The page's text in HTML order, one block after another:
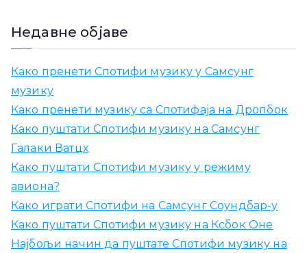
Недавне објаве
Како пренети Спотифи музику у Самсунг
музику
Како пренети музику са Спотифаја на Дропбок
Како пуштати Спотифи музику на Самсунг
Галаки Ватцх
Како пуштати Спотифи музику у режиму
авиона?
Како играти Спотифи на Самсунг Соундбар-у
Како пуштати Спотифи музику на Ксбок Оне
Најбољи начин да пуштате Спотифи музику на